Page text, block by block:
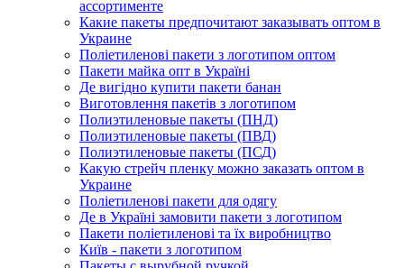
ассортименте
Какие пакеты предпочитают заказывать оптом в
Украине
Поліетиленові пакети з логотипом оптом
Пакети майка опт в Україні
Де вигідно купити пакети банан
Виготовлення пакетів з логотипом
Полиэтиленовые пакеты (ПНД)
Полиэтиленовые пакеты (ПВД)
Полиэтиленовые пакеты (ПСД)
Какую стрейч пленку можно заказать оптом в
Украине
Поліетиленові пакети для одягу
Де в Україні замовити пакети з логотипом
Пакети поліетиленові та їх виробництво
Київ - пакети з логотипом